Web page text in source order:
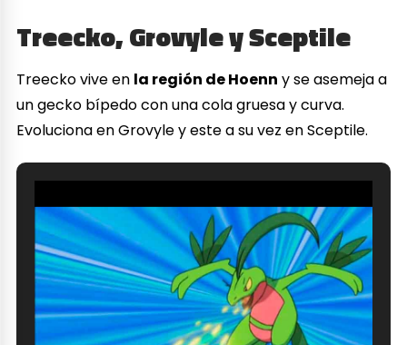
Treecko, Grovyle y Sceptile
Treecko vive en la región de Hoenn y se asemeja a
un gecko bípedo con una cola gruesa y curva.
Evoluciona en Grovyle y este a su vez en Sceptile.